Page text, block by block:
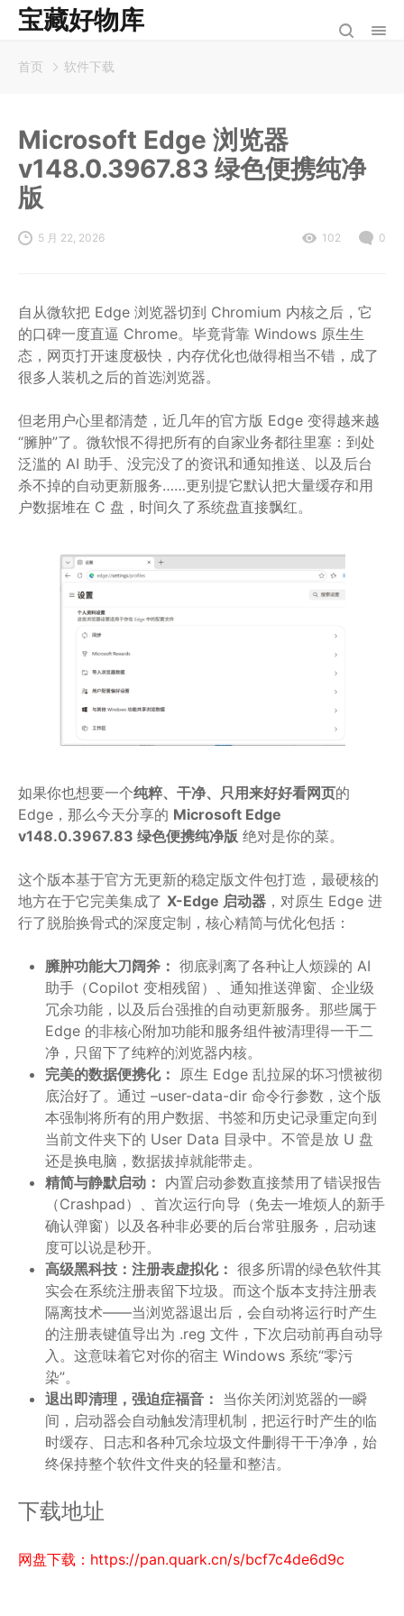
宝藏好物库
首页 软件下载
Microsoft Edge 浏览器
v148.0.3967.83 绿色便携纯净
版
5 月 22, 2026 102 0
自从微软把 Edge 浏览器切到 Chromium 内核之后，它
的口碑一度直逼 Chrome。毕竟背靠 Windows 原生生
态，网页打开速度极快，内存优化也做得相当不错，成了
很多人装机之后的首选浏览器。
但老用户心里都清楚，近几年的官方版 Edge 变得越来越
“臃肿”了。微软恨不得把所有的自家业务都往里塞：到处
泛滥的 AI 助手、没完没了的资讯和通知推送、以及后台
杀不掉的自动更新服务……更别提它默认把大量缓存和用
户数据堆在 C 盘，时间久了系统盘直接飘红。
如果你也想要一个纯粹、干净、只用来好好看网页的
Edge，那么今天分享的 Microsoft Edge
v148.0.3967.83 绿色便携纯净版 绝对是你的菜。
这个版本基于官方无更新的稳定版文件包打造，最硬核的
地方在于它完美集成了 X-Edge 启动器 ，对原生 Edge 进
行了脱胎换骨式的深度定制，核心精简与优化包括：
臃肿功能大刀阔斧： 彻底剥离了各种让人烦躁的 AI
助手（Copilot 变相残留）、通知推送弹窗、企业级
冗余功能，以及后台强推的自动更新服务。那些属于
Edge 的非核心附加功能和服务组件被清理得一干二
净，只留下了纯粹的浏览器内核。
完美的数据便携化：
原生 Edge 乱拉屎的坏习惯被彻
底治好了。通过 –user-data-dir 命令行参数，这个版
本强制将所有的用户数据、书签和历史记录重定向到
当前文件夹下的 User Data 目录中。不管是放 U 盘
还是换电脑，数据拔掉就能带走。
精简与静默启动： 内置启动参数直接禁用了错误报告
（Crashpad）、首次运行向导（免去一堆烦人的新手
确认弹窗）以及各种非必要的后台常驻服务，启动速
度可以说是秒开。
高级黑科技：注册表虚拟化： 很多所谓的绿色软件其
实会在系统注册表留下垃圾。而这个版本支持注册表
隔离技术——当浏览器退出后，会自动将运行时产生
的注册表键值导出为 .reg 文件，下次启动前再自动导
入。这意味着它对你的宿主 Windows 系统“零污
染”。
退出即清理，强迫症福音： 当你关闭浏览器的一瞬
间，启动器会自动触发清理机制，把运行时产生的临
时缓存、日志和各种冗余垃圾文件删得干干净净，始
终保持整个软件文件夹的轻量和整洁。
下载地址
网盘下载：https://pan.quark.cn/s/bcf7c4de6d9c